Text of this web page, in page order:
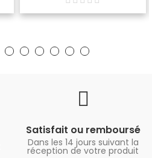
Satisfait ou remboursé
Dans les 14 jours suivant la
réception de votre produit